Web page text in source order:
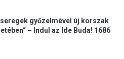
győzelmével új korszak
– Indul az Ide Buda! 1686